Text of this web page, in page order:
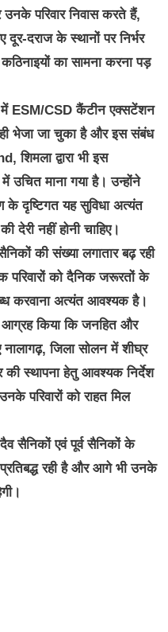
परिवार निवास करते हैं,
दराज के स्थानों पर निर्भर
का सामना करना पड़
में ESM/CSD कैंटीन एक्सटेंशन
ही भेजा जा चुका है और इस संबंध
द्वारा भी इस
माना गया है। उन्होंने
के दृष्टिगत यह सुविधा अत्यंत
देरी नहीं होनी चाहिए।
की संख्या लगातार बढ़ रही
परिवारों को दैनिक जरूरतों के
करवाना अत्यंत आवश्यक है।
किया कि जनहित और
जिला सोलन में शीघ्र
स्थापना हेतु आवश्यक निर्देश
परिवारों को राहत मिल
सैनिकों एवं पूर्व सैनिकों के
रही है और आगे भी उनके